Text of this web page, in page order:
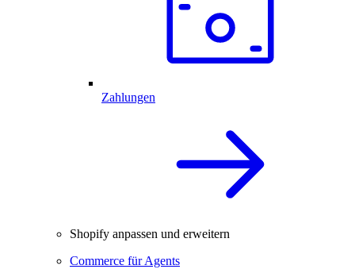
Zahlungen
Shopify anpassen und erweitern
Commerce für Agents